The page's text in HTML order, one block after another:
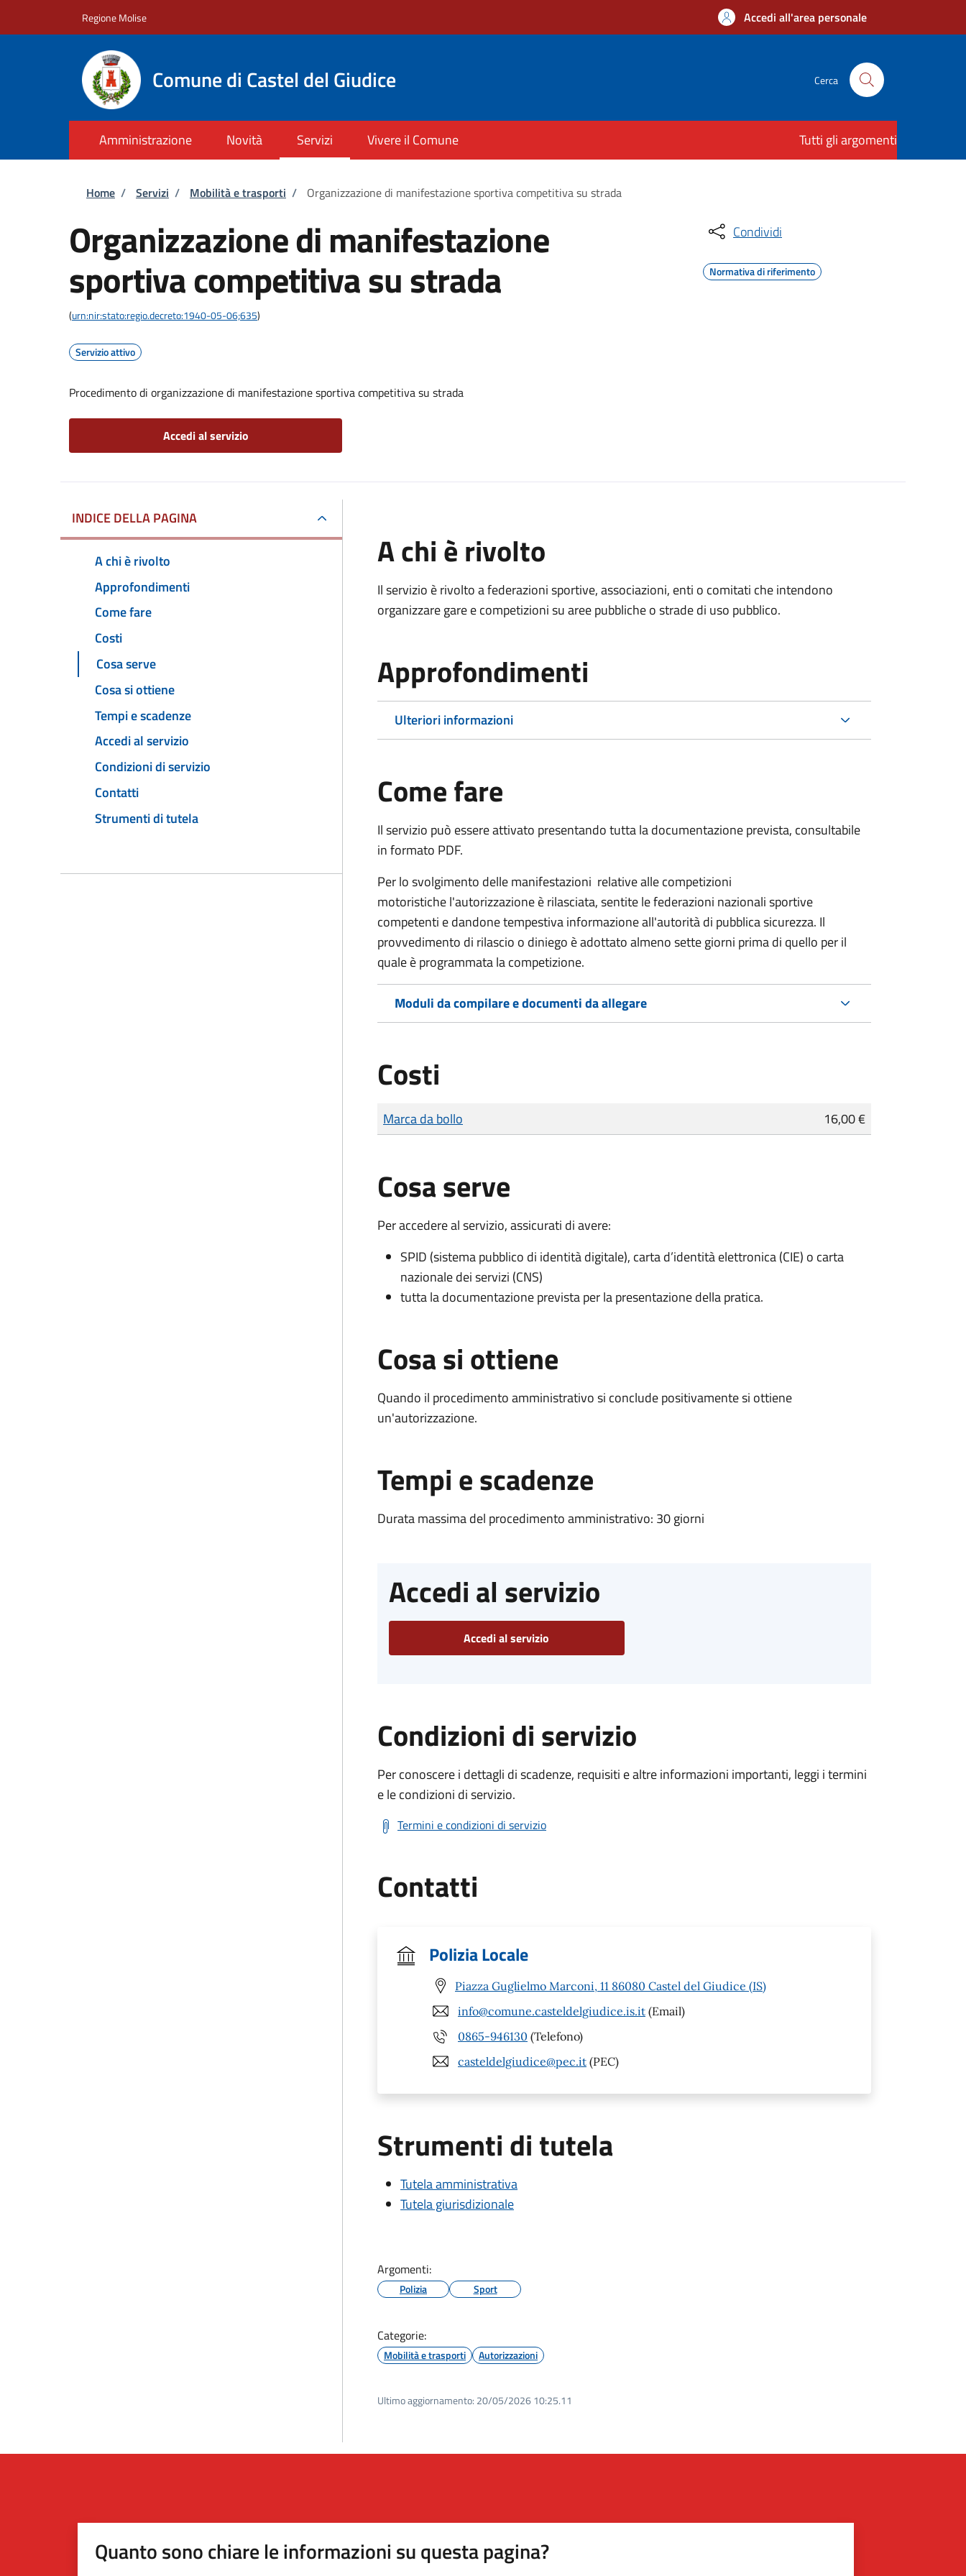
Regione Molise Accedi all'area personale
Comune di Castel del Giudice Cerca
Amministrazione Novità Servizi Vivere il Comune Tutti gli argomenti
Briciole di pane
Home / Servizi / Mobilità e trasporti / Organizzazione di manifestazione sportiva competitiva su strada
Organizzazione di manifestazione
sportiva competitiva su strada
(urn:nir:stato:regio.decreto:1940-05-06;635)
Servizio attivo
Procedimento di organizzazione di manifestazione sportiva competitiva su strada
Accedi al servizio
Condividi
Normativa di riferimento
INDICE DELLA PAGINA
A chi è rivolto
Approfondimenti
Come fare
Costi
Cosa serve
Cosa si ottiene
Tempi e scadenze
Accedi al servizio
Condizioni di servizio
Contatti
Strumenti di tutela
A chi è rivolto
Il servizio è rivolto a federazioni sportive, associazioni, enti o comitati che intendono
organizzare gare e competizioni su aree pubbliche o strade di uso pubblico.
Approfondimenti
Ulteriori informazioni
Come fare
Il servizio può essere attivato presentando tutta la documentazione prevista, consultabile
in formato PDF.
Per lo svolgimento delle manifestazioni relative alle competizioni
motoristiche l'autorizzazione è rilasciata, sentite le federazioni nazionali sportive
competenti e dandone tempestiva informazione all'autorità di pubblica sicurezza. Il
provvedimento di rilascio o diniego è adottato almeno sette giorni prima di quello per il
quale è programmata la competizione.
Moduli da compilare e documenti da allegare
Costi
Tipo di pagamento
Importo
Marca da bollo 16,00 €
Cosa serve
Per accedere al servizio, assicurati di avere:
SPID (sistema pubblico di identità digitale), carta d’identità elettronica (CIE) o carta
nazionale dei servizi (CNS)
tutta la documentazione prevista per la presentazione della pratica.
Cosa si ottiene
Quando il procedimento amministrativo si conclude positivamente si ottiene
un'autorizzazione.
Tempi e scadenze
Durata massima del procedimento amministrativo: 30 giorni
Accedi al servizio
Accedi al servizio
Condizioni di servizio
Per conoscere i dettagli di scadenze, requisiti e altre informazioni importanti, leggi i termini
e le condizioni di servizio.
Termini e condizioni di servizio
Contatti
Polizia Locale
Piazza Guglielmo Marconi, 11 86080 Castel del Giudice (IS)
info@comune.casteldelgiudice.is.it (Email)
0865-946130 (Telefono)
casteldelgiudice@pec.it (PEC)
Strumenti di tutela
Tutela amministrativa
Tutela giurisdizionale
Argomenti:
Polizia Sport
Categorie:
Mobilità e trasporti Autorizzazioni
Ultimo aggiornamento: 20/05/2026 10:25.11
Quanto sono chiare le informazioni su questa pagina?